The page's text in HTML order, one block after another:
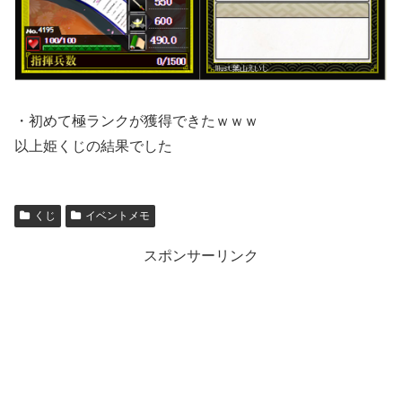
・初めて極ランクが獲得できたｗｗｗ
以上姫くじの結果でした
くじ イベントメモ
スポンサーリンク